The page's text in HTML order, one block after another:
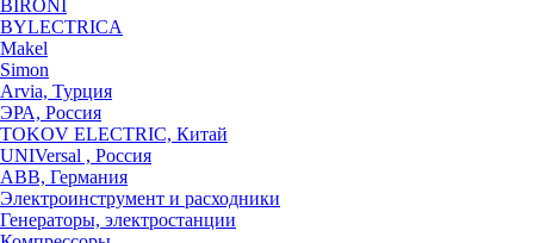
BIRONI
BYLECTRICA
Makel
Simon
Arvia, Турция
ЭРА, Россия
TOKOV ELECTRIC, Китай
UNIVersal , Россия
ABB, Германия
Электроинструмент и расходники
Генераторы, электростанции